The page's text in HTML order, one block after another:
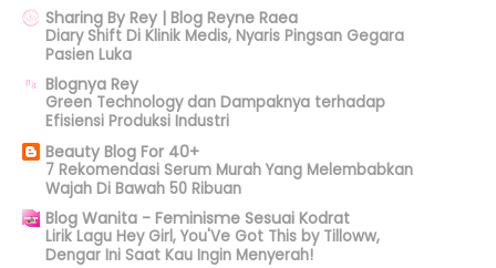
Sharing By Rey | Blog Reyne Raea
Diary Shift Di Klinik Medis, Nyaris Pingsan Gegara
Pasien Luka
Blognya Rey
Green Technology dan Dampaknya terhadap
Efisiensi Produksi Industri
Beauty Blog For 40+
7 Rekomendasi Serum Murah Yang Melembabkan
Wajah Di Bawah 50 Ribuan
Blog Wanita - Feminisme Sesuai Kodrat
Lirik Lagu Hey Girl, You'Ve Got This by Tilloww,
Dengar Ini Saat Kau Ingin Menyerah!